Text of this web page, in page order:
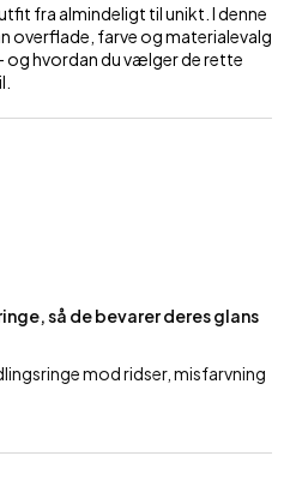
fra almindeligt til unikt. I denne
overflade, farve og materialevalg
og hvordan du vælger de rette
så de bevarer deres glans
mod ridser, misfarvning